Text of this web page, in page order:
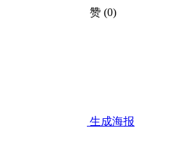
赞 (0)
生成海报